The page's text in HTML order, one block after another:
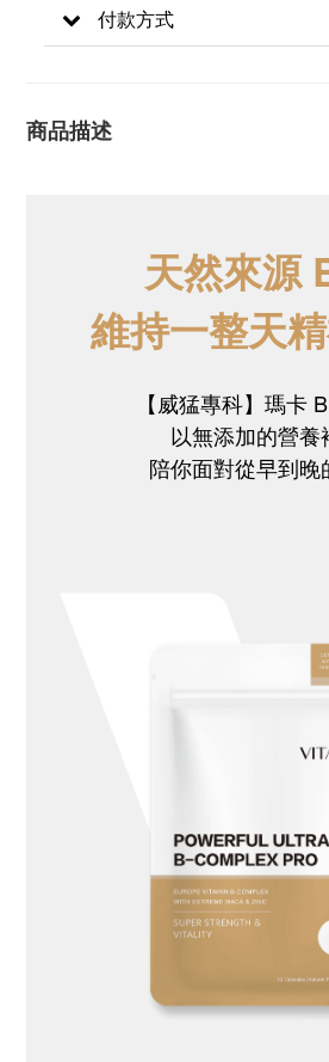
付款方式
商品描述
天然來源
維持一整天
【威猛專科】瑪卡
以無添加的營養
陪你面對從早到晚